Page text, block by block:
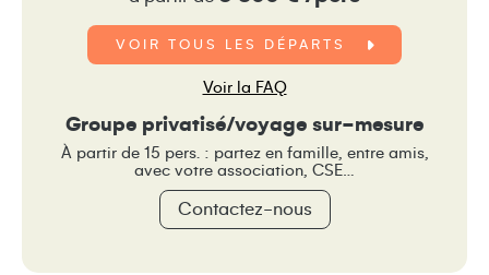
VOIR TOUS LES DÉPARTS
Voir la FAQ
Groupe privatisé/voyage sur-mesure
À partir de 15 pers. : partez en famille, entre amis,
avec votre association, CSE…
Contactez-nous